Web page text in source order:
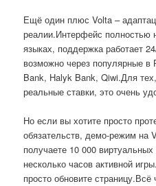
Ещё один плюс Volta –
реалии.Интерфейс полностью
языках, поддержка работает
возможно через популярные
Bank, Halyk Bank, Qiwi.Для
реальные ставки, это очень
Но если вы хотите просто
обязательств, демо-режим на
получаете 10 000
несколько часов активной
просто обновите страницу.Всё